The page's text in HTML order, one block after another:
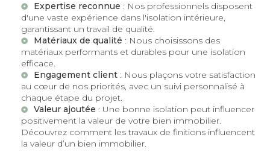
Expertise reconnue : Nos professionnels disposent
d'une vaste expérience dans l'isolation intérieure,
garantissant un travail de qualité.
Matériaux de qualité : Nous choisissons des
matériaux performants et durables pour une isolation
efficace.
Engagement client : Nous plaçons votre satisfaction
au cœur de nos priorités, avec un suivi personnalisé à
chaque étape du projet.
Valeur ajoutée : Une bonne isolation peut influencer
positivement la valeur de votre bien immobilier.
Découvrez comment les travaux de finitions influencent
la valeur d’un bien immobilier.